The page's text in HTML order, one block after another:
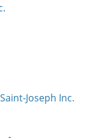
Joseph Inc.